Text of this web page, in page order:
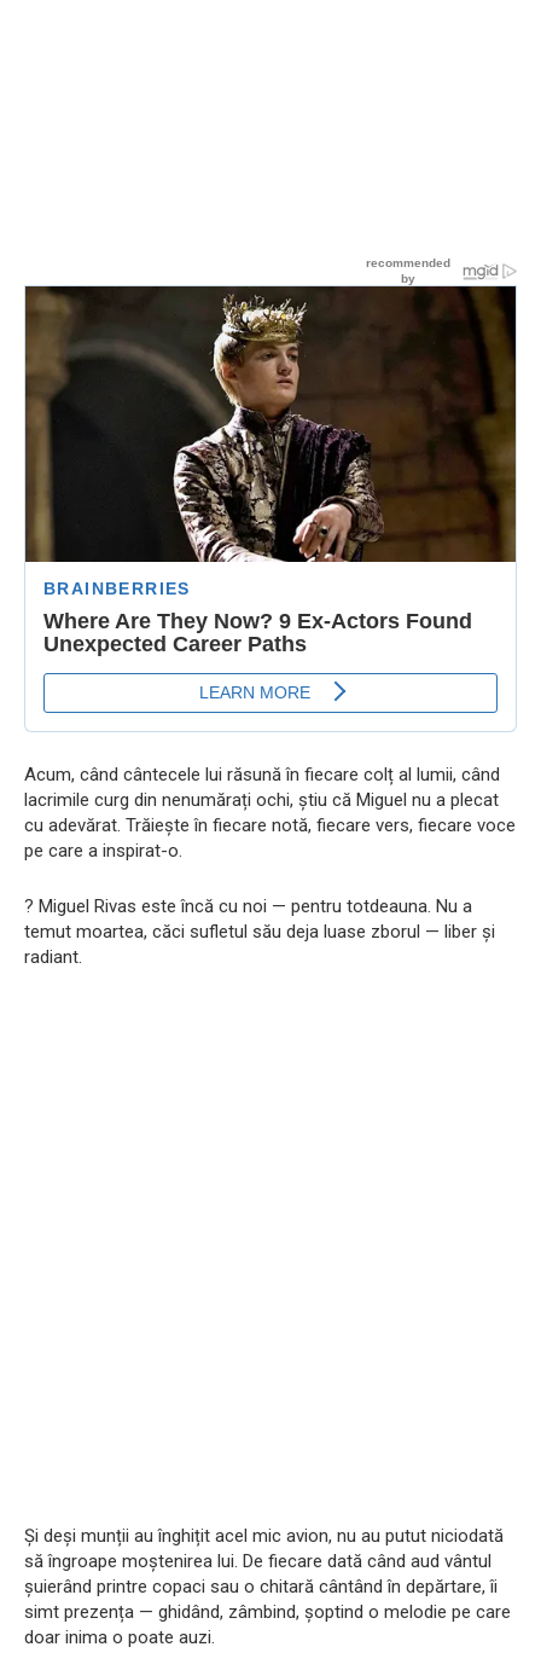
Acum, când cântecele lui răsună în fiecare colț al lumii, când
lacrimile curg din nenumărați ochi, știu că Miguel nu a plecat
cu adevărat. Trăiește în fiecare notă, fiecare vers, fiecare voce
pe care a inspirat-o.​
?️ Miguel Rivas este încă cu noi — pentru totdeauna. Nu a
temut moartea, căci sufletul său deja luase zborul — liber și
radiant.​
Și deși munții au înghițit acel mic avion, nu au putut niciodată
să îngroape moștenirea lui. De fiecare dată când aud vântul
șuierând printre copaci sau o chitară cântând în depărtare, îi
simt prezența — ghidând, zâmbind, șoptind o melodie pe care
doar inima o poate auzi.​